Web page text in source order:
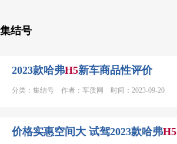
集结号
2023款哈弗H5新车商品性评价
分类：集结号 作者：车质网 时间：2023-09-20
价格实惠空间大 试驾2023款哈弗H5